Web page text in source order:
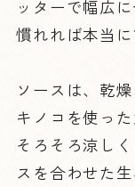
ッターで幅広
慣れれば本当に
ソースは、乾
キノコを使っ
そろそろ涼し
スを合わせた